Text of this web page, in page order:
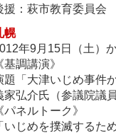
援：萩市教育委員会
幌
年9月15日（土）
基調講演》
題「大津いじめ事件
家弘介氏（参議院議
パネルトーク》
いじめを撲滅するた